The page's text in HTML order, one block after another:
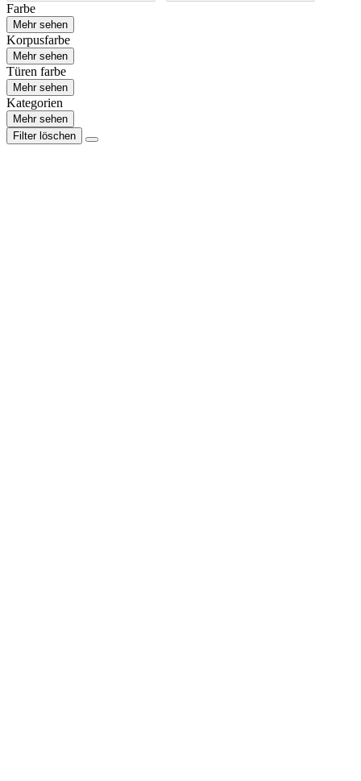
Farbe
Mehr sehen
Korpusfarbe
Mehr sehen
Türen farbe
Mehr sehen
Kategorien
Mehr sehen
Filter löschen